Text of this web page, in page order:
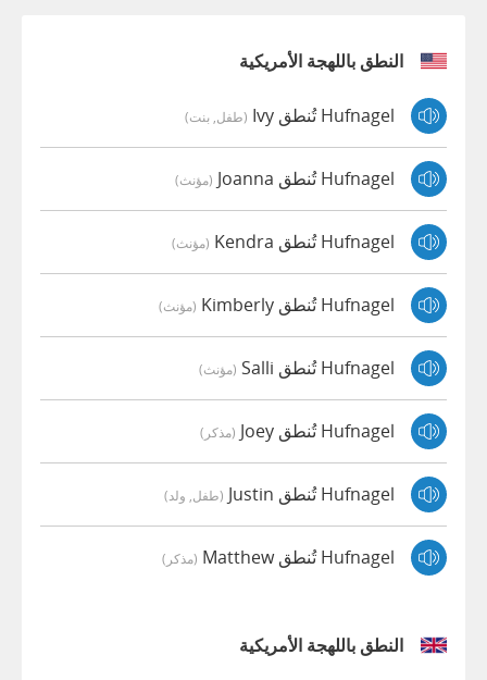
النطق باللهجة الأمريكية
Hufnagel تُنطق Ivy (طفل, بنت)
Hufnagel تُنطق Joanna (مؤنث)
Hufnagel تُنطق Kendra (مؤنث)
Hufnagel تُنطق Kimberly (مؤنث)
Hufnagel تُنطق Salli (مؤنث)
Hufnagel تُنطق Joey (مذكر)
Hufnagel تُنطق Justin (طفل, ولد)
Hufnagel تُنطق Matthew (مذكر)
النطق باللهجة الأمريكية